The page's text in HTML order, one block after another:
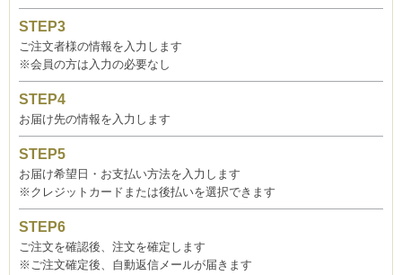
ご注文者様の情報を入力します
※会員の方は入力の必要なし
お届け先の情報を入力します
お届け希望日・お支払い方法を入力します
※クレジットカードまたは後払いを選択できます
ご注文を確認後、注文を確定します
※ご注文確定後、自動返信メールが届きます